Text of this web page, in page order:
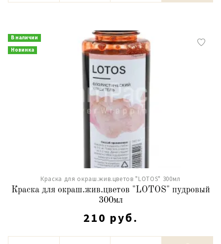
В наличии
Новинка
Краска для окраш.жив.цветов "LOTOS" 300мл
Краска для окраш.жив.цветов "LOTOS" пудровый
300мл
210 руб.